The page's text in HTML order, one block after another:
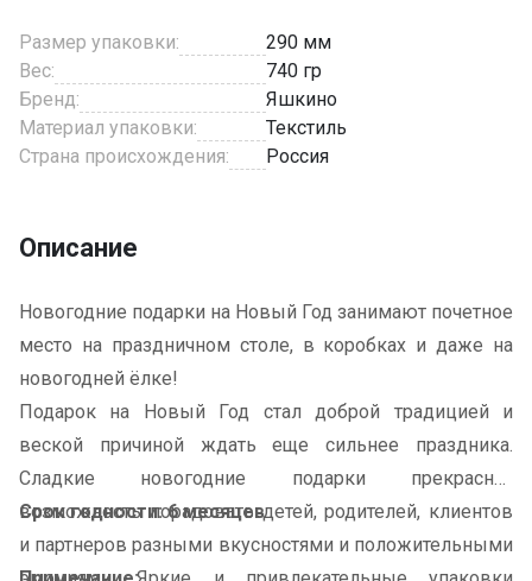
Размер упаковки:
290 мм
Вес:
740 гр
Бренд:
Яшкино
Материал упаковки:
Текстиль
Страна происхождения:
Россия
Описание
Новогодние подарки на Новый Год занимают почетное
место на праздничном столе, в коробках и даже на
новогодней ёлке!
Подарок на Новый Год стал доброй традицией и
веской причиной ждать еще сильнее праздника.
Сладкие новогодние подарки прекрасная
возможность порадовать детей, родителей, клиентов
и партнеров разными вкусностями и положительными
Срок годности: 6 месяцев